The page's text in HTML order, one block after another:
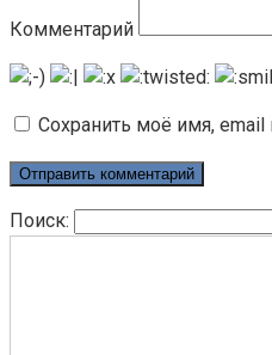
Комментарий
Сохранить моё имя,
Поиск: